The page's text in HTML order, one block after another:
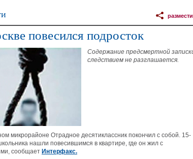
повесился подросток
Содержание предсмертной
следствием не разглашается.
микрорайоне Отрадное десятиклассник покончил с собой. 15-
нашли повесившимся в квартире, где он жил с
сообщает Интерфакс.